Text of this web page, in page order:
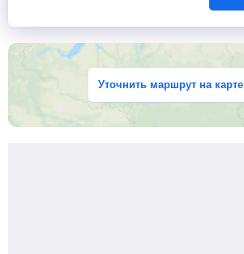
Уточнить маршрут на карте